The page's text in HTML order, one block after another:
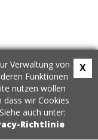
Verwaltung von
Funktionen
nutzen wollen
dass wir Cookies
auch unter:
Richtlinie
X